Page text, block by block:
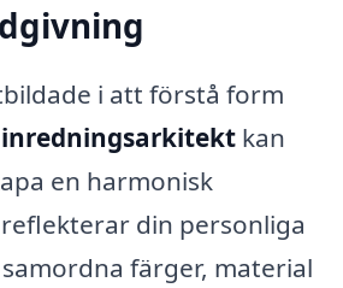
i att förstå form
inredningsarkitekt kan
en harmonisk
din personliga
färger, material